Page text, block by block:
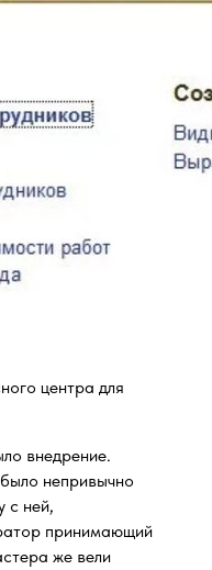
центра для
внедрение.
непривычно
с ней,
принимающий
же вели